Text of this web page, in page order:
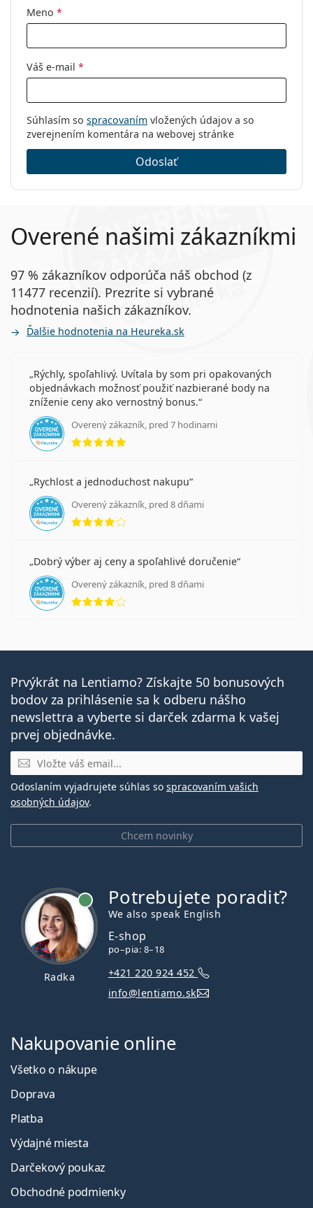
Meno *
Váš e-mail *
Súhlasím so spracovaním vložených údajov a so
zverejnením komentára na webovej stránke
Odoslať
Overené našimi zákazníkmi
97 % zákazníkov odporúča náš obchod (z
11477 recenzií). Prezrite si vybrané
hodnotenia našich zákazníkov.
Ďalšie hodnotenia na Heureka.sk
Rýchly, spoľahlivý. Uvítala by som pri opakovaných
objednávkach možnosť použiť nazbierané body na
zníženie ceny ako vernostný bonus.
Overený zákazník, pred 7 hodinami
hodnotenie 5 z 5
Rychlost a jednoduchost nakupu
Overený zákazník, pred 8 dňami
hodnotenie 4 z 5
Dobrý výber aj ceny a spoľahlivé doručenie
Overený zákazník, pred 8 dňami
hodnotenie 4 z 5
Prvýkrát na Lentiamo? Získajte 50 bonusových
bodov za prihlásenie sa k odberu nášho
newslettra a vyberte si darček zdarma k vašej
prvej objednávke.
E-mail
Chcem novinky
Odoslaním vyjadrujete súhlas so spracovaním vašich
osobných údajov.
Radka
Potrebujete poradiť?
We also speak English
E-shop
po–pia: 8–18
+421 220 924 452
info@lentiamo.sk
Nakupovanie online
Všetko o nákupe
Doprava
Platba
Výdajné miesta
Darčekový poukaz
Obchodné podmienky